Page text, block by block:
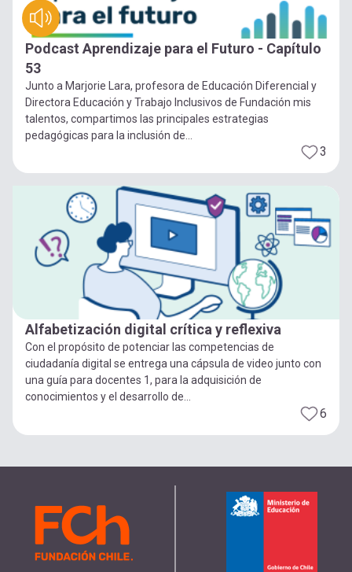
Podcast Aprendizaje para el Futuro - Capítulo
53
Junto a Marjorie Lara, profesora de Educación Diferencial y
Directora Educación y Trabajo Inclusivos de Fundación mis
talentos, compartimos las principales estrategias
pedagógicas para la inclusión de...
3
Alfabetización digital crítica y reflexiva
Con el propósito de potenciar las competencias de
ciudadanía digital se entrega una cápsula de video junto con
una guía para docentes 1, para la adquisición de
conocimientos y el desarrollo de...
6